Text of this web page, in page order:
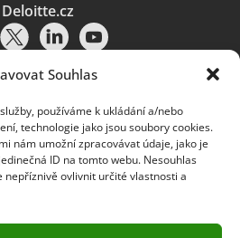
Souhlas
používáme k ukládání a/nebo
technologie jako jsou soubory cookies.
nám umožní zpracovávat údaje, jako je
ID na tomto webu. Nesouhlas
nepříznivě ovlivnit určité vlastnosti a
Deloitte.cz
údajů|Soubory cookies |
vPravidlech používání.
globální sítě členských
„organizace Deloitte“). Společnost DTTL